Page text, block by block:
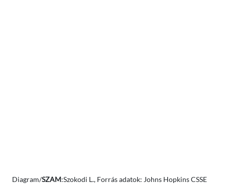
Diagram/SZAM:Szokodi L., Forrás adatok: Johns Hopkins CSSE